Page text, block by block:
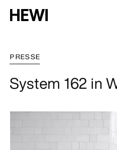
PRESSE
System 162 in